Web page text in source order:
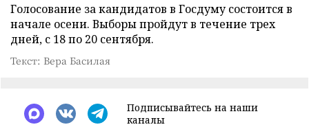
Голосование за кандидатов в Госдуму состоится в
начале осени. Выборы пройдут в течение трех
дней, с 18 по 20 сентября.
Текст: Вера Басилая
Подписывайтесь на наши
каналы